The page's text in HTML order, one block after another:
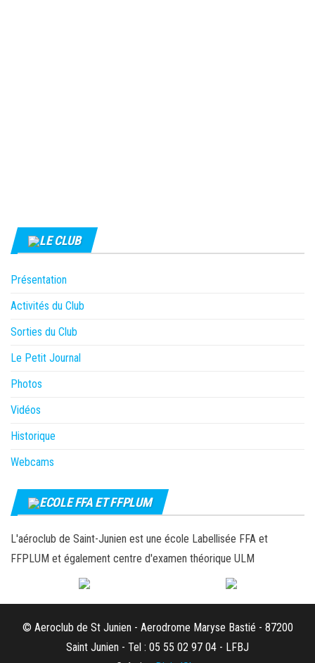
LE CLUB
Présentation
Activités du Club
Sorties du Club
Le Petit Journal
Photos
Vidéos
Historique
Webcams
ECOLE FFA ET FFPLUM
L'aéroclub de Saint-Junien est une école Labellisée FFA et
FFPLUM et également centre d'examen théorique ULM
© Aeroclub de St Junien - Aerodrome Maryse Bastié - 87200
Saint Junien - Tel : 05 55 02 97 04 - LFBJ